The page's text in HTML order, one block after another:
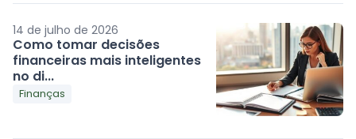
14 de julho de 2026
Como tomar decisões
financeiras mais inteligentes
no di...
Finanças